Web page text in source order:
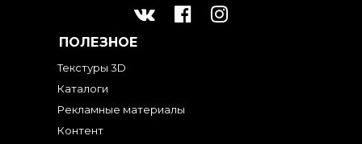
ПОЛЕЗНОЕ
Текстуры 3D
Каталоги
Рекламные материалы
Контент